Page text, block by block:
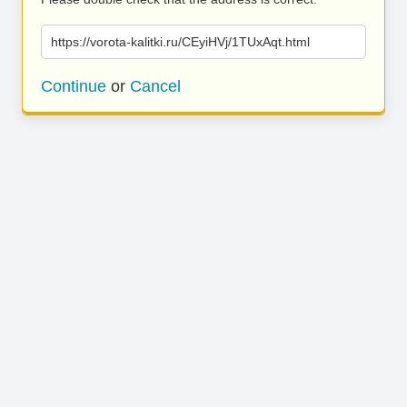
https://vorota-kalitki.ru/CEyiHVj/1TUxAqt.html
Continue or Cancel